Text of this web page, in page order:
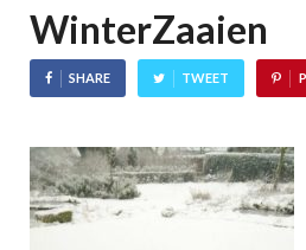
WinterZaaien
SHARE TWEET